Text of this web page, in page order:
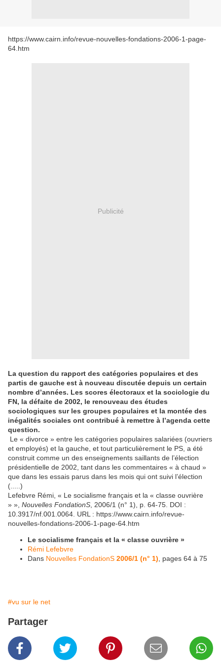
https://www.cairn.info/revue-nouvelles-fondations-2006-1-page-
64.htm
Publicité
La question du rapport des catégories populaires et des
partis de gauche est à nouveau discutée depuis un certain
nombre d’années. Les scores électoraux et la sociologie du
FN, la défaite de 2002, le renouveau des études
sociologiques sur les groupes populaires et la montée des
inégalités sociales ont contribué à remettre à l’agenda cette
question.
Le « divorce » entre les catégories populaires salariées (ouvriers
et employés) et la gauche, et tout particulièrement le PS, a été
construit comme un des enseignements saillants de l’élection
présidentielle de 2002, tant dans les commentaires « à chaud »
que dans les essais parus dans les mois qui ont suivi l’élection
(.....)
Lefebvre Rémi, « Le socialisme français et la « classe ouvrière
» », Nouvelles FondationS , 2006/1 (n° 1), p. 64-75. DOI :
10.3917/nf.001.0064. URL : https://www.cairn.info/revue-
nouvelles-fondations-2006-1-page-64.htm
Le socialisme français et la « classe ouvrière »
Rémi Lefebvre
Dans Nouvelles FondationS 2006/1 (n° 1) , pages 64 à 75
#vu sur le net
Partager